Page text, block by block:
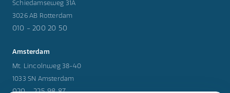
Schiedamseweg 31A
3026 AB Rotterdam
010 - 200 20 50
Amsterdam
Mt. Lincolnweg 38-40
1033 SN Amsterdam
020 - 225 98 87